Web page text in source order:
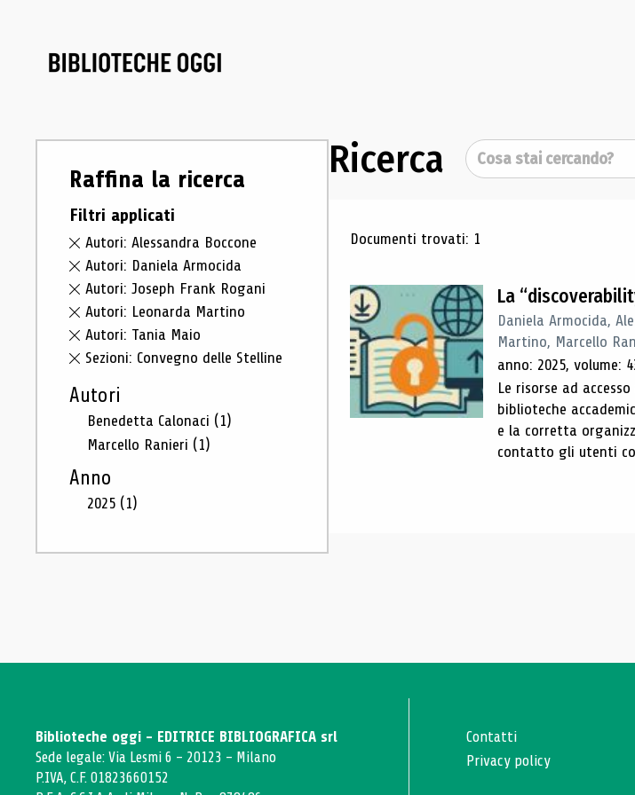
Raffina la ricerca
Filtri applicati
Autori: Alessandra Boccone
Autori: Daniela Armocida
Autori: Joseph Frank Rogani
Autori: Leonarda Martino
Autori: Tania Maio
Sezioni: Convegno delle Stelline
Autori
Benedetta Calonaci (1)
Marcello Ranieri (1)
Anno
2025 (1)
Ricerca Cerca
Risultati di ricerca
Documenti trovati: 1
La
Daniela Armocida,
Martino, Marcello
anno: 2025, volume:
Le risorse ad
biblioteche
e la corretta
contatto gli utenti
Biblioteche oggi - EDITRICE BIBLIOGRAFICA srl
Sede legale: Via Lesmi 6 - 20123 - Milano
P.IVA, C.F. 01823660152
Contatti
Privacy policy